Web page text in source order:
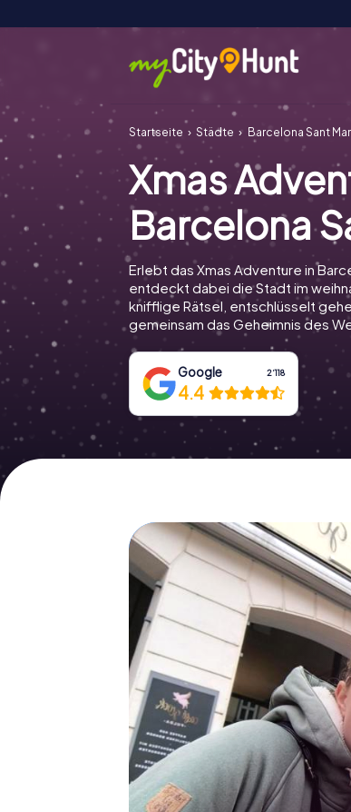
Startseite Städte Barcelona Sant
Xmas
Barcelona
Erlebt das Xmas Adventure in
entdeckt dabei die Stadt im
knifflige Rätsel, entschlüsselt
gemeinsam das Geheimnis des
Google 2‘118
4.4